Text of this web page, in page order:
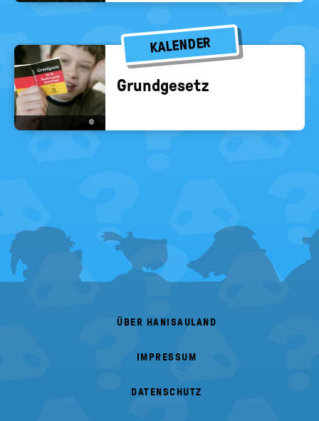
KALENDER
©
Grund­ge­setz
FOOTER
MENU
ÜBER HANISAULAND
IMPRESSUM
DATENSCHUTZ